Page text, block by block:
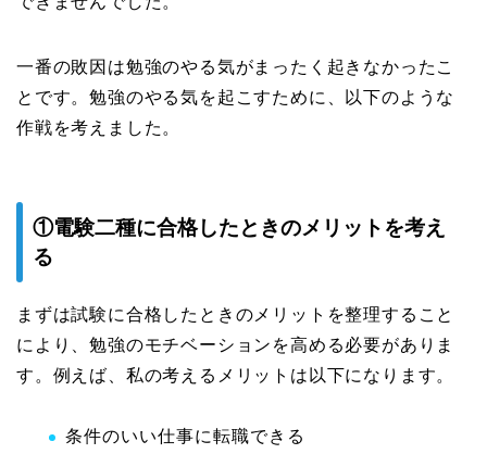
一番の敗因は勉強のやる気がまったく起きなかったこ
とです。勉強のやる気を起こすために、以下のような
作戦を考えました。
①電験二種に合格したときのメリットを考え
る
まずは試験に合格したときのメリットを整理すること
により、勉強のモチベーションを高める必要がありま
す。例えば、私の考えるメリットは以下になります。
条件のいい仕事に転職できる